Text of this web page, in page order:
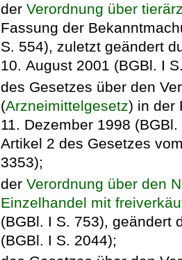
der Verordnung über
Fassung der
S. 554), zuletzt geändert
10. August 2001 (BGBl. I
des Gesetzes über den
(Arzneimittelgesetz) in der
11. Dezember 1998
Artikel 2 des Gesetzes
3353);
der Verordnung über den
Einzelhandel mit
(BGBl. I S. 753), geändert
(BGBl. I S. 2044);